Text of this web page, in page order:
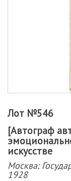
Лот №546
[Автограф
искусстве
Москва:
1928